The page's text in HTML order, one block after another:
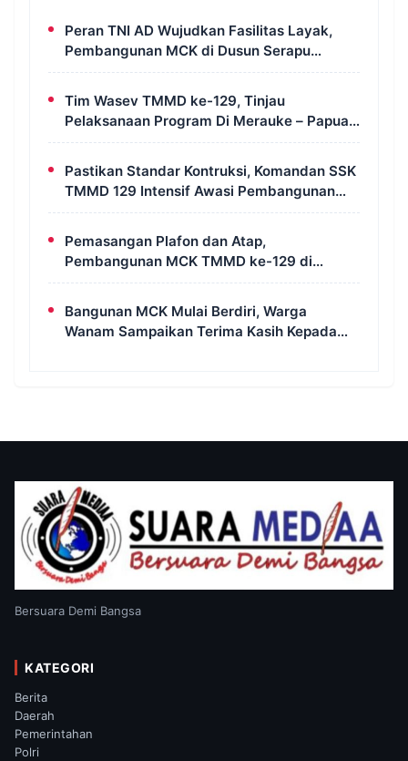
Peran TNI AD Wujudkan Fasilitas Layak,
Pembangunan MCK di Dusun Serapu
Rampung Dikerjakan
Tim Wasev TMMD ke-129, Tinjau
Pelaksanaan Program Di Merauke – Papua
Selatan
Pastikan Standar Kontruksi, Komandan SSK
TMMD 129 Intensif Awasi Pembangunan
MCK di Wanam
Pemasangan Plafon dan Atap,
Pembangunan MCK TMMD ke-129 di
Kampung Wanam Hampir Rampung
Bangunan MCK Mulai Berdiri, Warga
Wanam Sampaikan Terima Kasih Kepada
Bersuara Demi Bangsa
KATEGORI
Berita
Daerah
Pemerintahan
Polri